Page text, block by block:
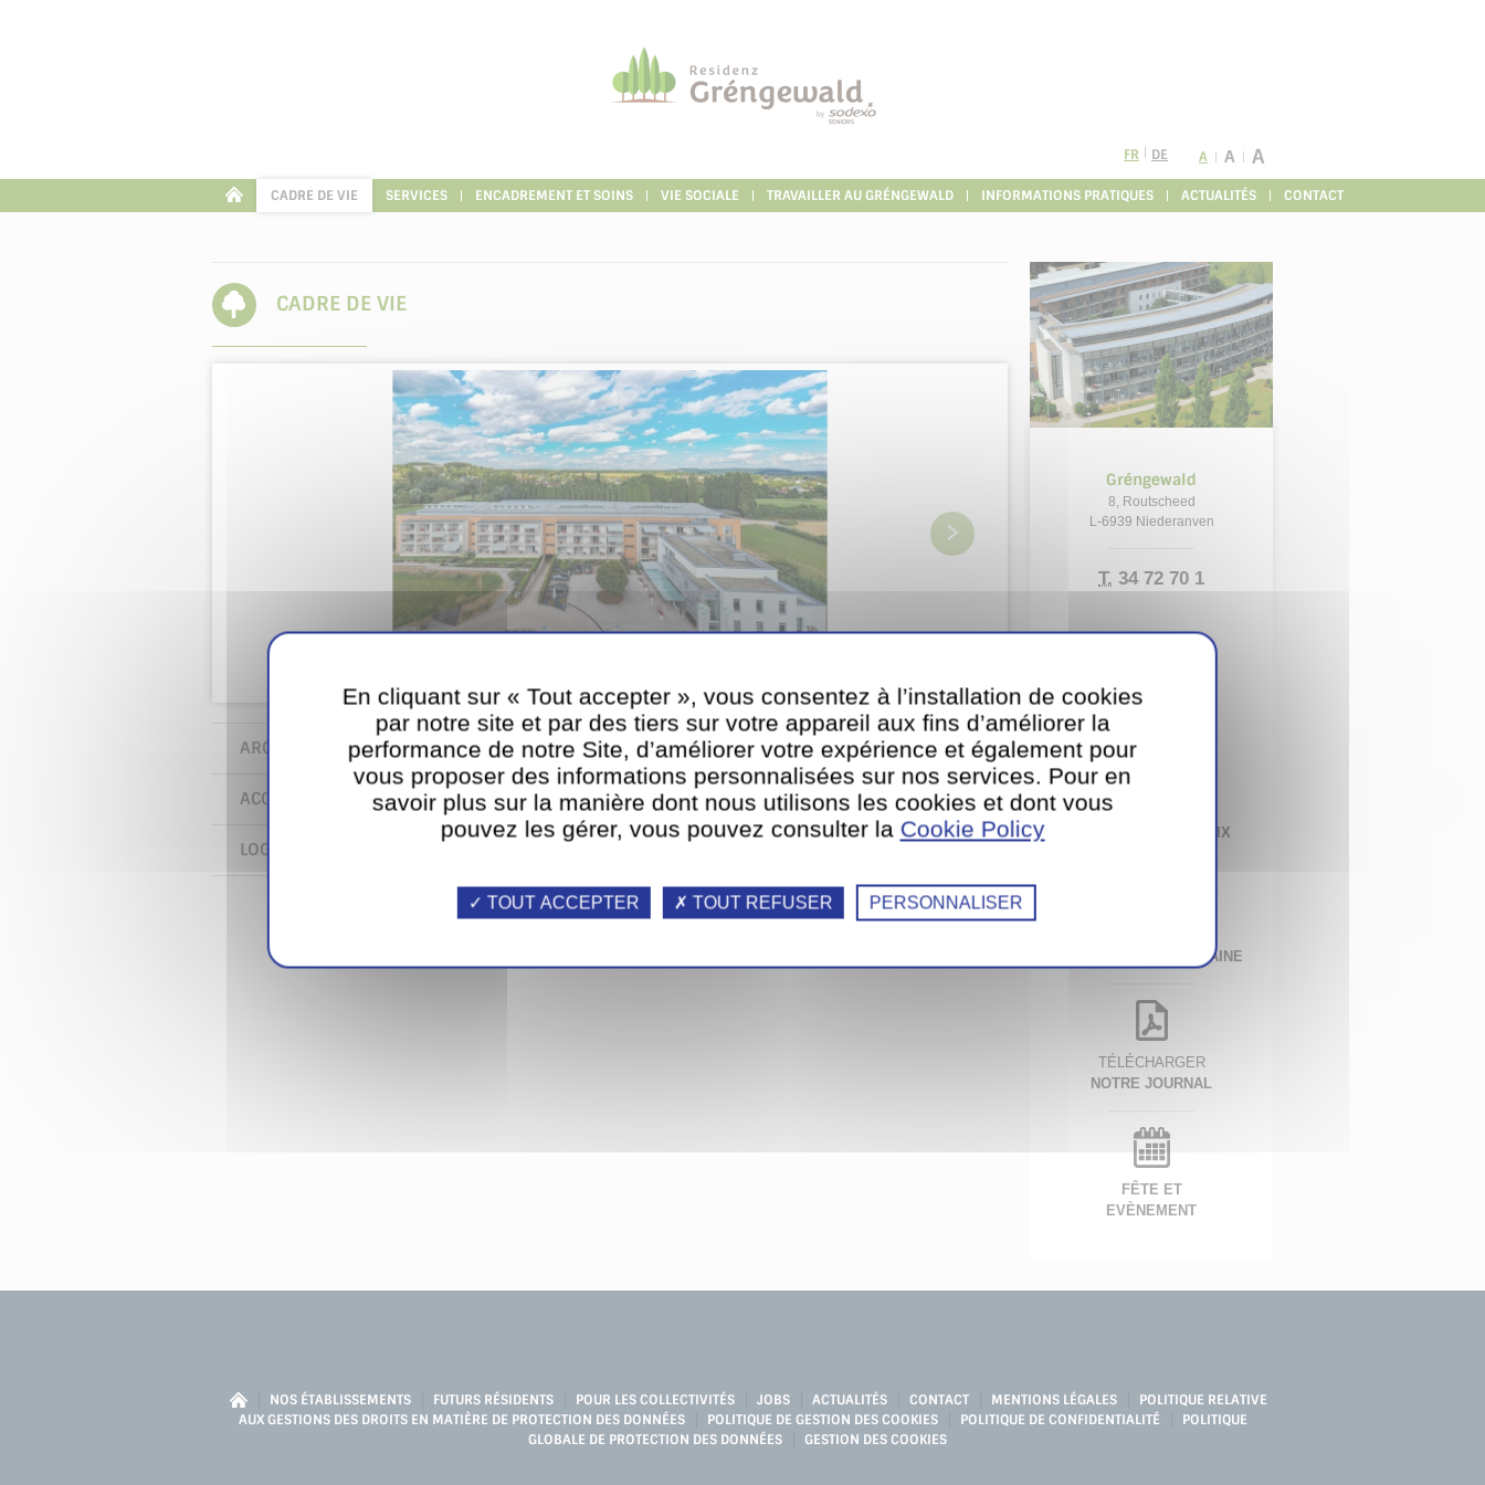
FR DE
CADRE DE VIE SERVICES ENCADREMENT ET SOINS VIE SOCIALE TRAVAILLER AU GRÉNGEWALD INFORMATIONS PRATIQUES ACTUALITÉS CONTACT
A A A
CADRE DE VIE
ARCHITECTURE ET ENVIRONNEMENT
ACCESSIBILITÉ ET ESPACES DE VIE
LOGEMENTS
Gréngewald
8, Routscheed
L-6939 Niederanven
T. 34 72 70 1
CONTACTEZ-NOUS
PAR E-MAIL
TÉLÉCHARGER
NOTRE LISTE DE PRIX
LE MENU DE LA SEMAINE
TÉLÉCHARGER
NOTRE JOURNAL
FÊTE ET
EVÈNEMENT
NOS ÉTABLISSEMENTS FUTURS RÉSIDENTS POUR LES COLLECTIVITÉS JOBS ACTUALITÉS CONTACT MENTIONS LÉGALES
POLITIQUE RELATIVE
AUX GESTIONS DES DROITS EN MATIÈRE DE PROTECTION DES DONNÉES
POLITIQUE DE GESTION DES COOKIES POLITIQUE DE CONFIDENTIALITÉ
POLITIQUE
GLOBALE DE PROTECTION DES DONNÉES
GESTION DES COOKIES
En cliquant sur « Tout accepter », vous consentez à l’installation de cookies
par notre site et par des tiers sur votre appareil aux fins d’améliorer la
performance de notre Site, d’améliorer votre expérience et également pour
vous proposer des informations personnalisées sur nos services. Pour en
savoir plus sur la manière dont nous utilisons les cookies et dont vous
pouvez les gérer, vous pouvez consulter la Cookie Policy
TOUT ACCEPTER TOUT REFUSER PERSONNALISER